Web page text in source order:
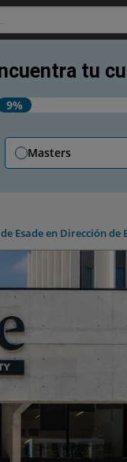
tu
9%
Masters
Esade en Dirección